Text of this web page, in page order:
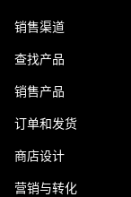
销售渠道
查找产品
销售产品
订单和发货
商店设计
营销与转化